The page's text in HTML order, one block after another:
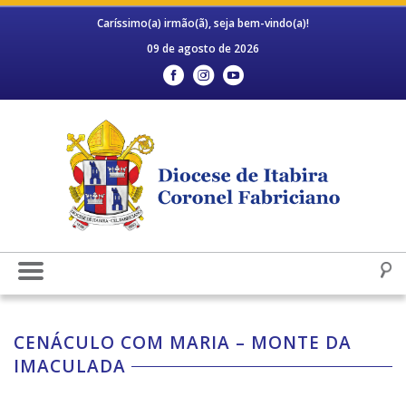
Caríssimo(a) irmão(ã), seja bem-vindo(a)!
09 de agosto de 2026
CENÁCULO COM MARIA – MONTE DA
IMACULADA